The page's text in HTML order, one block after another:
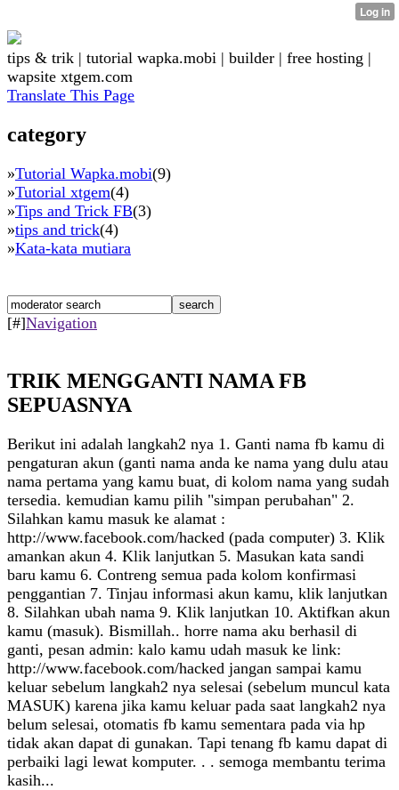
tips & trik | tutorial wapka.mobi | builder | free hosting |
wapsite xtgem.com
Translate This Page
category
»Tutorial Wapka.mobi(9)
»Tutorial xtgem(4)
»Tips and Trick FB(3)
»tips and trick(4)
»Kata-kata mutiara
[#]Navigation
TRIK MENGGANTI NAMA FB
SEPUASNYA
Berikut ini adalah langkah2 nya 1. Ganti nama fb kamu di
pengaturan akun (ganti nama anda ke nama yang dulu atau
nama pertama yang kamu buat, di kolom nama yang sudah
tersedia. kemudian kamu pilih "simpan perubahan" 2.
Silahkan kamu masuk ke alamat :
http://www.facebook.com/hacked (pada computer) 3. Klik
amankan akun 4. Klik lanjutkan 5. Masukan kata sandi
baru kamu 6. Contreng semua pada kolom konfirmasi
penggantian 7. Tinjau informasi akun kamu, klik lanjutkan
8. Silahkan ubah nama 9. Klik lanjutkan 10. Aktifkan akun
kamu (masuk). Bismillah.. horre nama aku berhasil di
ganti, pesan admin: kalo kamu udah masuk ke link:
http://www.facebook.com/hacked jangan sampai kamu
keluar sebelum langkah2 nya selesai (sebelum muncul kata
MASUK) karena jika kamu keluar pada saat langkah2 nya
belum selesai, otomatis fb kamu sementara pada via hp
tidak akan dapat di gunakan. Tapi tenang fb kamu dapat di
perbaiki lagi lewat komputer. . . semoga membantu terima
kasih...